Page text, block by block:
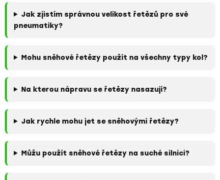
Jak zjistím správnou velikost řetězů pro své
pneumatiky?
Mohu sněhové řetězy použít na všechny typy kol?
Na kterou nápravu se řetězy nasazují?
Jak rychle mohu jet se sněhovými řetězy?
Můžu použít sněhové řetězy na suché silnici?